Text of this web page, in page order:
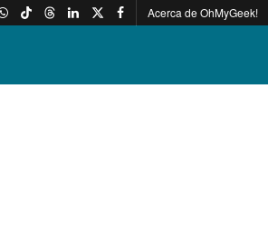
Acerca de OhMyGeek!